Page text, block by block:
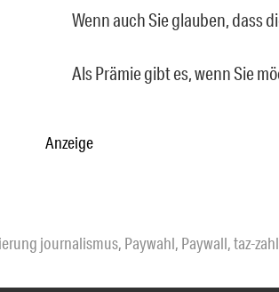
Wenn auch Sie glauben, dass
Als Prämie gibt es, wenn Sie
Anzeige
journalismus, Paywahl, Paywall,taz-